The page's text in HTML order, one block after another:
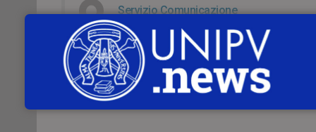
Servizio Comunicazione